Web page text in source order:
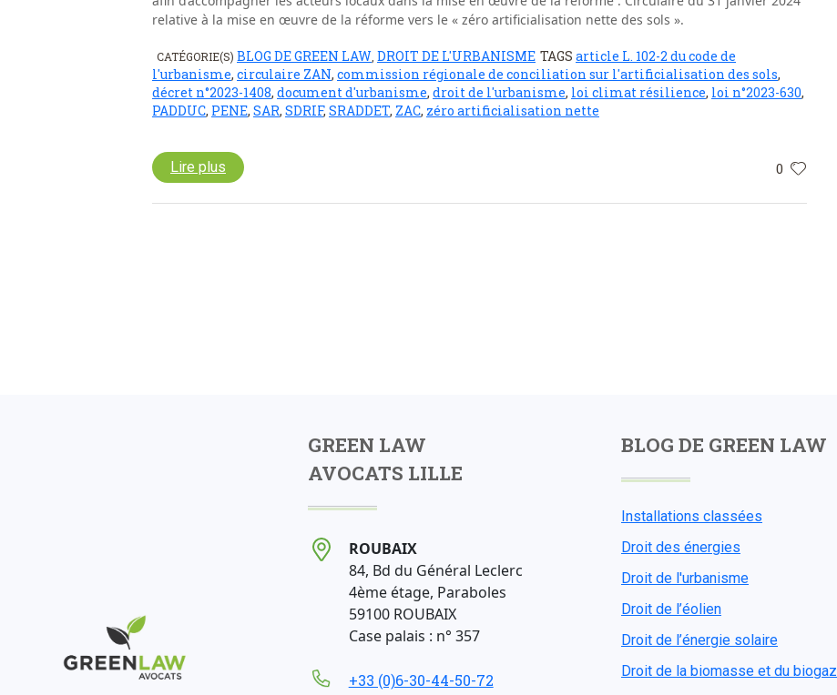
relative à la mise en œuvre de la réforme vers le « zéro artificialisation nette des sols ».
CATÉGORIE(S) BLOG DE GREEN LAW, DROIT DE L'URBANISME TAGS article L. 102-2 du code de
l'urbanisme, circulaire ZAN, commission régionale de conciliation sur l'artificialisation des sols,
décret n°2023-1408, document d'urbanisme, droit de l'urbanisme, loi climat résilience, loi n°2023-630,
PADDUC, PENE, SAR, SDRIF, SRADDET, ZAC, zéro artificialisation nette
0
Lire plus
GREEN LAW
AVOCATS LILLE
ROUBAIX
84, Bd du Général Leclerc
4ème étage, Paraboles
59100 ROUBAIX
Case palais : n° 357
+33 (0)6-30-44-50-72
BLOG DE GREEN LAW
Installations classées
Droit des énergies
Droit de l'urbanisme
Droit de l’éolien
Droit de l’énergie solaire
Droit de la biomasse et du biogaz